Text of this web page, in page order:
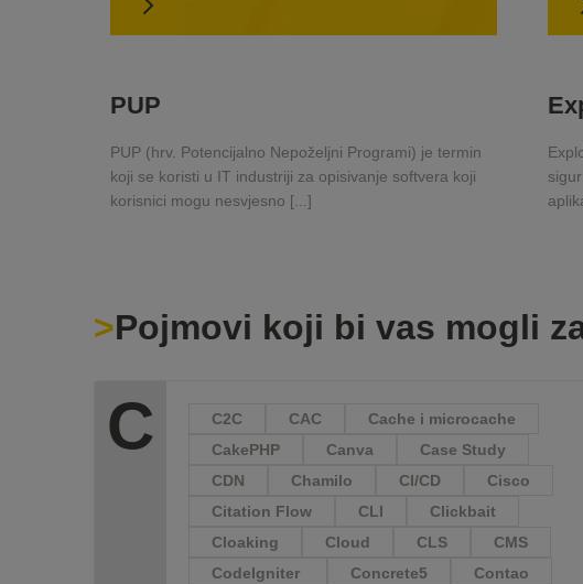
PUP
PUP (hrv. Potencijalno Nepoželjni Programi) je termin
koji se koristi u IT industriji za opisivanje softvera koji
korisnici mogu nesvjesno [...]
Pojmovi koji bi vas mogli
C C2C CAC
Cache i microcache
CakePHP
Canva
Case Study
CDN
Chamilo CI/CD
Cisco
Citation Flow
CLI
Clickbait
Cloaking
Cloud CLS
CMS
CodeIgniter
Concrete5
Contao